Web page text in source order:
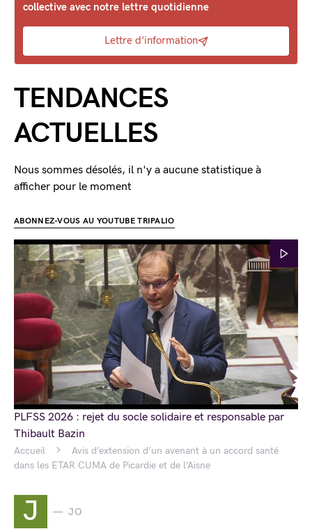
Accueil
Avis d’extension d’un avenant à un accord santé
dans les ETAR CUMA de Picardie et de l’Aisne
J JO
collective avec notre lettre quotidienne
Lettre d'information
TENDANCES
ACTUELLES
Nous sommes désolés, il n'y a aucune statistique à
afficher pour le moment
ABONNEZ-VOUS AU YOUTUBE TRIPALIO
PLFSS 2026 : rejet du socle solidaire et responsable par
Thibault Bazin